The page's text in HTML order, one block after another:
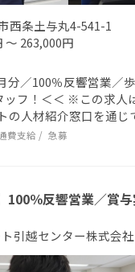
西条土与丸4-541-1
～ 263,000円
分／100％反響営業／
ッフ！＜＜ ※この求人
の人材紹介窓口を通じ
費支給 急募
100％反響営業／賞
引越センター株式会社